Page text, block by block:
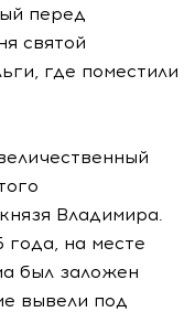
перед
святой
где поместили
Владимира.
года, на месте
был заложен
вывели под